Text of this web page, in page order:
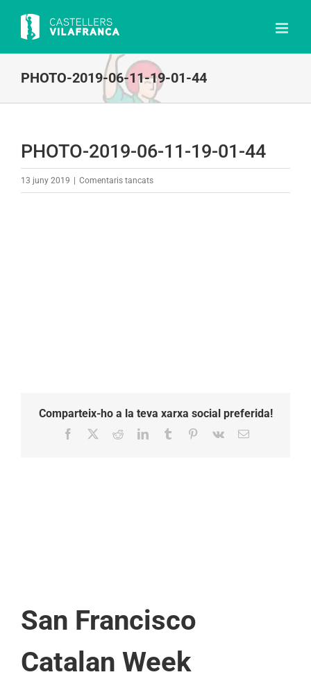
content
PHOTO-2019-06-11-19-01-44
PHOTO-2019-06-11-19-01-44
13 juny 2019 Comentaris tancatsa
Comparteix-ho a la teva xarxa social preferida!
Facebook RedditLinkedInTumblr Pinterest
Vk Email:
San Francisco
Catalan Week